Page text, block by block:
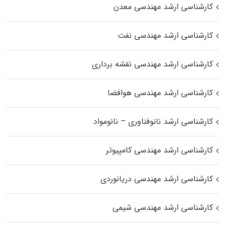
کارشناسی ارشد مهندسی معدن
کارشناسی ارشد مهندسی نفت
کارشناسی ارشد مهندسی نقشه برداری
کارشناسی ارشد مهندسی هوافضا
کارشناسی ارشد نانوفناوری – نانومواد
کارشناسی ارشد مهندسی کامپیوتر
کارشناسی ارشد مهندسی دریانوردی
کارشناسی ارشد مهندسی شیمی